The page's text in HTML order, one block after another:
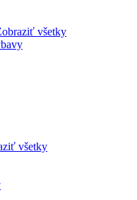
všetky
všetky